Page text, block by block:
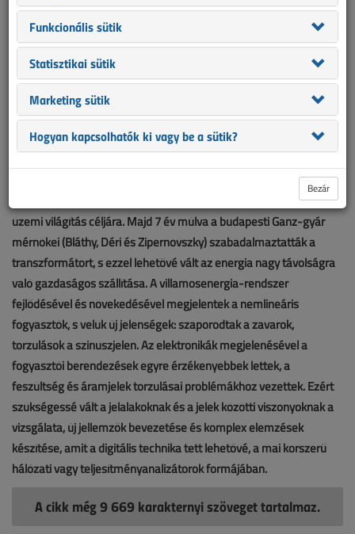
Idén lesz 140 éve, hogy 1878-ban a Ganz és Társa Vasöntő és
Gépgyár Rt. öntödéjében villamos ívlámpákat kezdtek használni
üzemi világítás céljára. Majd 7 év múlva a budapesti Ganz-gyár
mérnökei (Bláthy, Déri és Zipernovszky) szabadalmaztatták a
transzformátort, s ezzel lehetővé vált az energia nagy távolságra
való gazdaságos szállítása. A villamosenergia-rendszer
fejlődésével és növekedésével megjelentek a nemlineáris
fogyasztók, s velük új jelenségek: szaporodtak a zavarok,
torzulások a szinuszjelen. Az elektronikák megjelenésével a
fogyasztói berendezések egyre érzékenyebbek lettek, a
feszültség és áramjelek torzulásai problémákhoz vezettek. Ezért
szükségessé vált a jelalakoknak és a jelek közötti viszonyoknak a
vizsgálata, új jellemzők bevezetése és komplex elemzések
készítése, amit a digitális technika tett lehetővé, a mai korszerű
hálózati vagy teljesítményanalizátorok formájában.
A cikk még 9 669 karakternyi szöveget tartalmaz.
Funkcionális sütik
Statisztikai sütik
Marketing sütik
Hogyan kapcsolhatók ki vagy be a sütik?
Bezár